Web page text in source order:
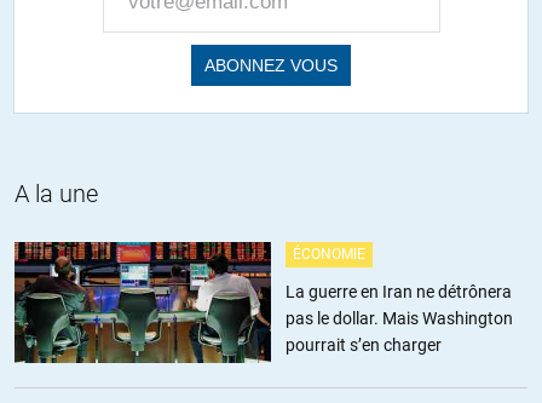
Dominique65//26.10.2018 à 18h14
« pas sûr que ce soit bien formulé »
je m’y exerce : 😉 😉 😉 😉 😉 😉 😉 😉 😉 😉 😉 😉 😉 😉 😉 😉 😉
😉 😉
Perso, je trouve ça plus puéril qu’explicatif, mais si il faut en
passer par là…
+7 ALERTER
A la une
ÉCONOMIE
La guerre en Iran ne détrônera
pas le dollar. Mais Washington
pourrait s’en charger